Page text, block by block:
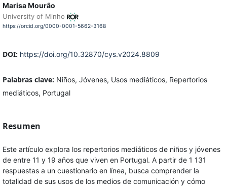
Marisa Mourão
University of Minho
https://orcid.org/0000-0001-5662-3168
DOI: https://doi.org/10.32870/cys.v2024.8809
Palabras clave: Niños, Jóvenes, Usos mediáticos, Repertorios
mediáticos, Portugal
Resumen
Este artículo explora los repertorios mediáticos de niños y jóvenes
de entre 11 y 19 años que viven en Portugal. A partir de 1 131
respuestas a un cuestionario en línea, busca comprender la
totalidad de sus usos de los medios de comunicación y cómo